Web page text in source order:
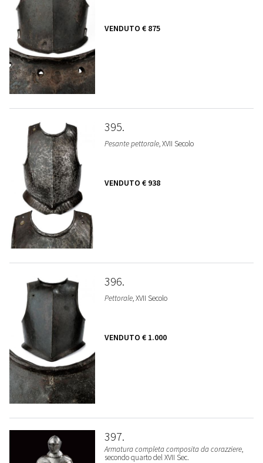
VENDUTO € 875
395
Pesante pettorale, XVII Secolo
VENDUTO € 938
396
Pettorale, XVII Secolo
VENDUTO € 1.000
397
Armatura completa composita da corazziere,
secondo quarto del XVII Sec.